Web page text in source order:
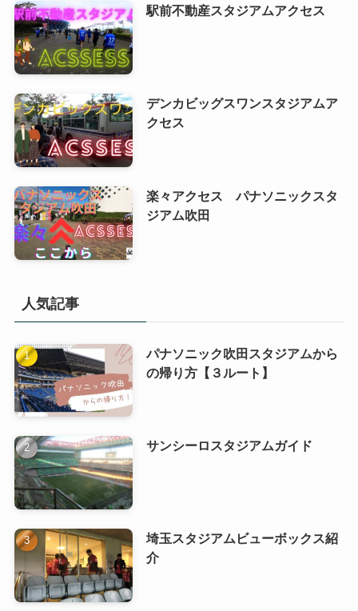
駅前不動産スタジアムアクセス
デンカビッグスワンスタジアムア
クセス
楽々アクセス パナソニックスタ
ジアム吹田
人気記事
パナソニック吹田スタジアムから
の帰り方【３ルート】
サンシーロスタジアムガイド
埼玉スタジアムビューボックス紹
介